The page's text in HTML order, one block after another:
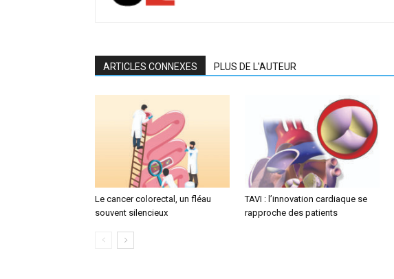
ARTICLES CONNEXES PLUS DE L'AUTEUR
Le cancer colorectal, un fléau
souvent silencieux
TAVI : l’innovation cardiaque se
rapproche des patients